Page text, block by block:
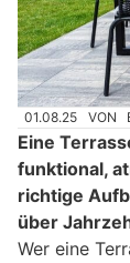
01.08.25 VON
Eine
funktional,
richtige
über
Wer eine